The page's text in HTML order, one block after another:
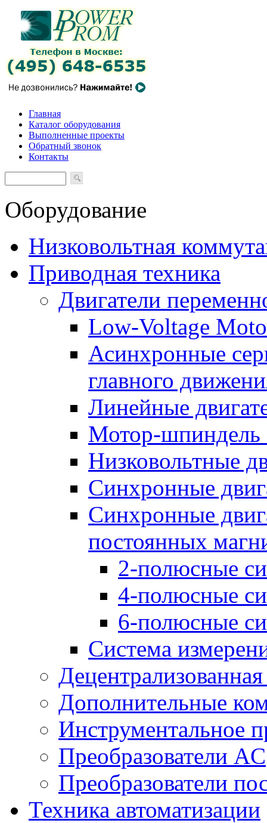
Главная
Каталог оборудования
Выполненные проекты
Обратный звонок
Контакты
Оборудование
Низковольтная
Приводная техника
Двигатели
Low-Voltage
Асинхронные
главного
Линейные
Мотор-шпиндель
Низковольтные
Синхронные
Синхронные
постоянных
2-полюсные
4-полюсные
6-полюсные
Система
Дополнительные
Инструментальное
Преобразователи AC
Преобразователи
Техника автоматизации